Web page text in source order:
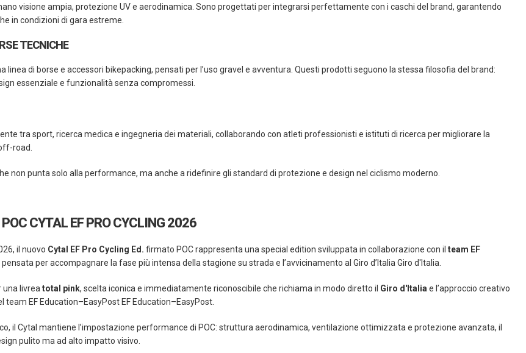
visione ampia, protezione UV e aerodinamica. Sono progettati per integrarsi perfettamente con i caschi del brand, garantendo
in condizioni di gara estreme.
TECNICHE
linea di borse e accessori bikepacking, pensati per l’uso gravel e avventura. Questi prodotti seguono la stessa filosofia del brand:
essenziale e funzionalità senza compromessi.
tra sport, ricerca medica e ingegneria dei materiali, collaborando con atleti professionisti e istituti di ricerca per migliorare la
road.
non punta solo alla performance, ma anche a ridefinire gli standard di protezione e design nel ciclismo moderno.
CYTAL EF PRO CYCLING 2026
il nuovo Cytal EF Pro Cycling Ed. firmato POC rappresenta una special edition sviluppata in collaborazione con il team EF
pensata per accompagnare la fase più intensa della stagione su strada e l’avvicinamento al Giro d’Italia Giro d'Italia.
una livrea total pink, scelta iconica e immediatamente riconoscibile che richiama in modo diretto il Giro d'Italia e l’approccio creativo
team EF Education–EasyPost EF Education–EasyPost.
il Cytal mantiene l’impostazione performance di POC: struttura aerodinamica, ventilazione ottimizzata e protezione avanzata, il
pulito ma ad alto impatto visivo.